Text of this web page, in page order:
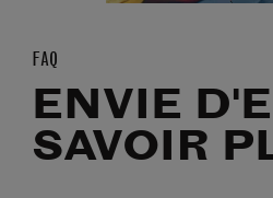
FAQ
ENVIE
SAVOIR